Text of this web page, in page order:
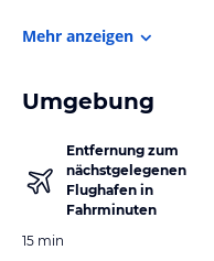
Mehr anzeigen
Umgebung
Entfernung zum
nächstgelegenen
Flughafen in
Fahrminuten
15 min